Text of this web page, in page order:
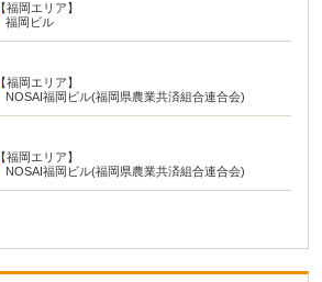
【福岡エリア】
福岡ビル
【福岡エリア】
NOSAI福岡ビル(福岡県農業共済組合連合会)
【福岡エリア】
NOSAI福岡ビル(福岡県農業共済組合連合会)